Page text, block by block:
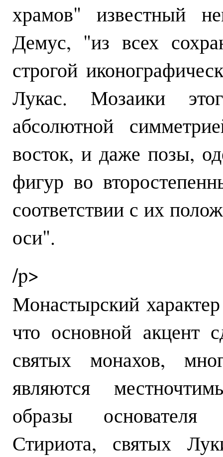
храмов" известный
Демус, "из всех
строгой
Лукас. Мозаики
абсолютной
восток, и даже позы,
фигур во
соответствии с их
оси".
/p>
Монастырский
что основной акцент
святых монахов,
являются
образы
Стириота, святых